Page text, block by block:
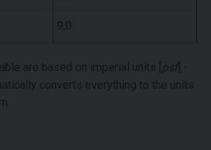
9,0
are based on imperial units [ psf] -
converts everything to the units